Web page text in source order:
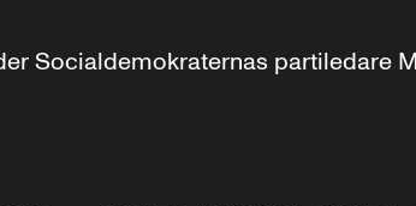
Socialdemokraternas partiledare